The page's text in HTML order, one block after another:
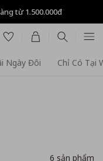
từ 1.500.000đ
Ngày Đôi Chỉ Có Tại
6 sản phẩm